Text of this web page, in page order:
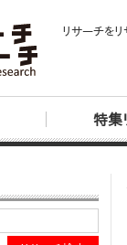
リサーチを
特集